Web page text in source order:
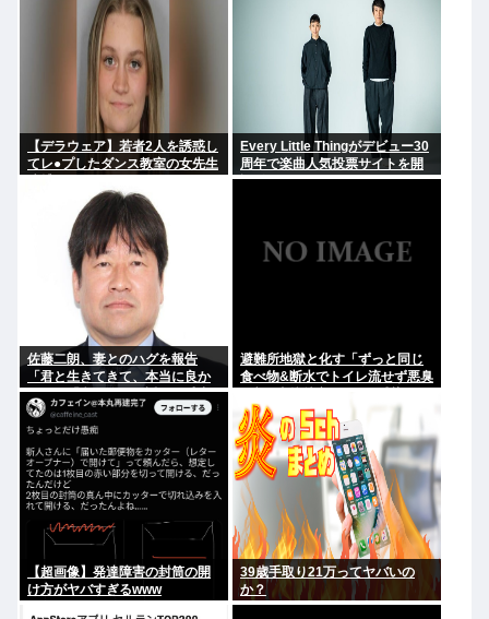
【デラウェア】若者2人を誘惑し
てレ●プしたダンス教室の女先生
Every Little Thingがデビュー30
周年で楽曲人気投票サイトを開
設 俺はもちろんFace the
佐藤二朗、妻とのハグを報告
「君と生きてきて、本当に良か
った」「文〇砲より遥かに威力
は弱いが、僕のノロケ砲をお見
舞いする」
避難所地獄と化す「ずっと同じ
食べ物&断水でトイレ流せず悪臭
【超画像】発達障害の封筒の開
け方がヤバすぎるwww
39歳手取り21万ってヤバいの
か？